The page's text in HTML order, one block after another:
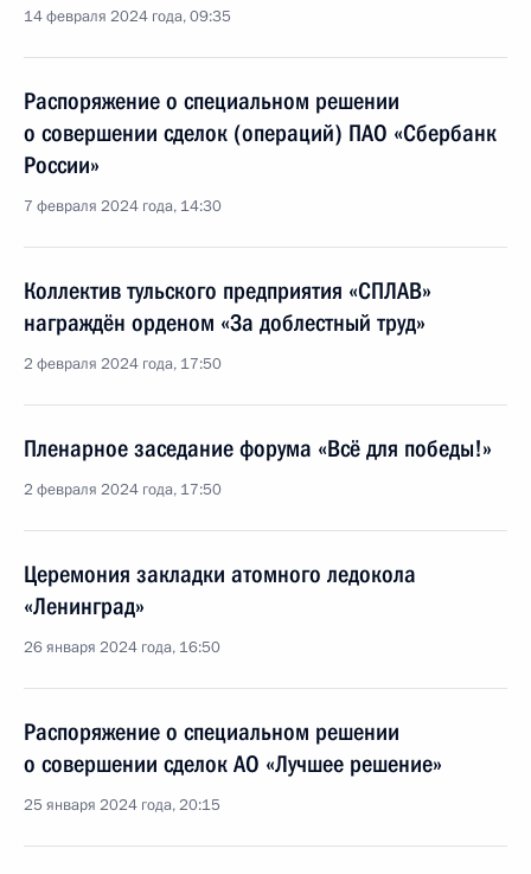
14 февраля 2024 года, 09:35
Распоряжение о специальном решении
о совершении сделок (операций) ПАО «Сбербанк
России»
7 февраля 2024 года, 14:30
Коллектив тульского предприятия «СПЛАВ»
награждён орденом «За доблестный труд»
2 февраля 2024 года, 17:50
Пленарное заседание форума «Всё для победы!»
2 февраля 2024 года, 17:50
Церемония закладки атомного ледокола
«Ленинград»
26 января 2024 года, 16:50
Распоряжение о специальном решении
о совершении сделок АО «Лучшее решение»
25 января 2024 года, 20:15